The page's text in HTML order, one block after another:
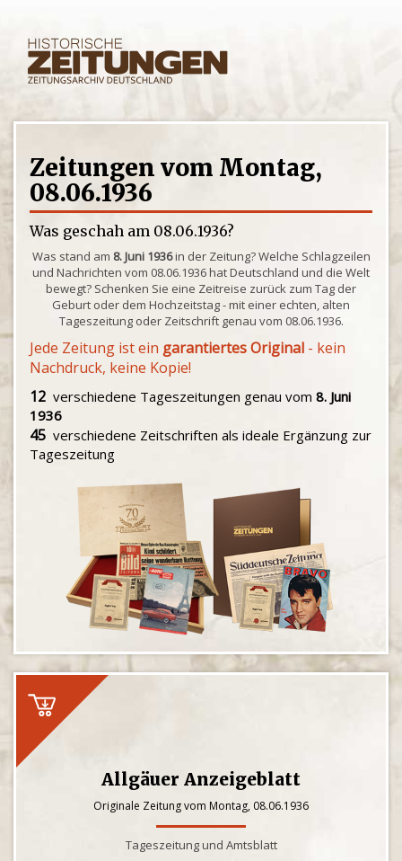
Zeitungen vom Montag,
08.06.1936
Was geschah am 08.06.1936?
Was stand am 8. Juni 1936in der Zeitung? Welche Schlagzeilen
und Nachrichten vom 08.06.1936 hat Deutschland und die Welt
bewegt? Schenken Sie eine Zeitreise zurück zum Tag der
Geburt oder dem Hochzeitstag - mit einer echten, alten
Tageszeitung oder Zeitschrift genau vom 08.06.1936.
Jede Zeitung ist ein garantiertes Original - kein
Nachdruck, keine Kopie!
12 verschiedene Tageszeitungen genau vom 8. Juni
1936
45 verschiedene Zeitschriften als ideale Ergänzung zur
Tageszeitung
Allgäuer Anzeigeblatt
Originale Zeitung vom Montag, 08.06.1936
Tageszeitung und Amtsblatt